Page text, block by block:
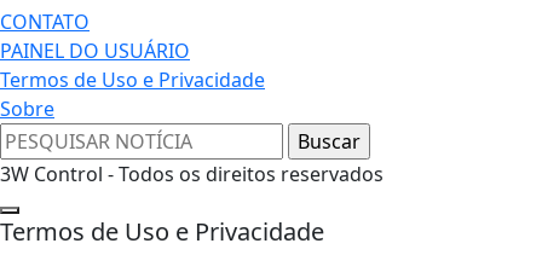
CONTATO
PAINEL DO USUÁRIO
Termos de Uso e Privacidade
Sobre
3W Control - Todos os direitos reservados
Termos de Uso e Privacidade